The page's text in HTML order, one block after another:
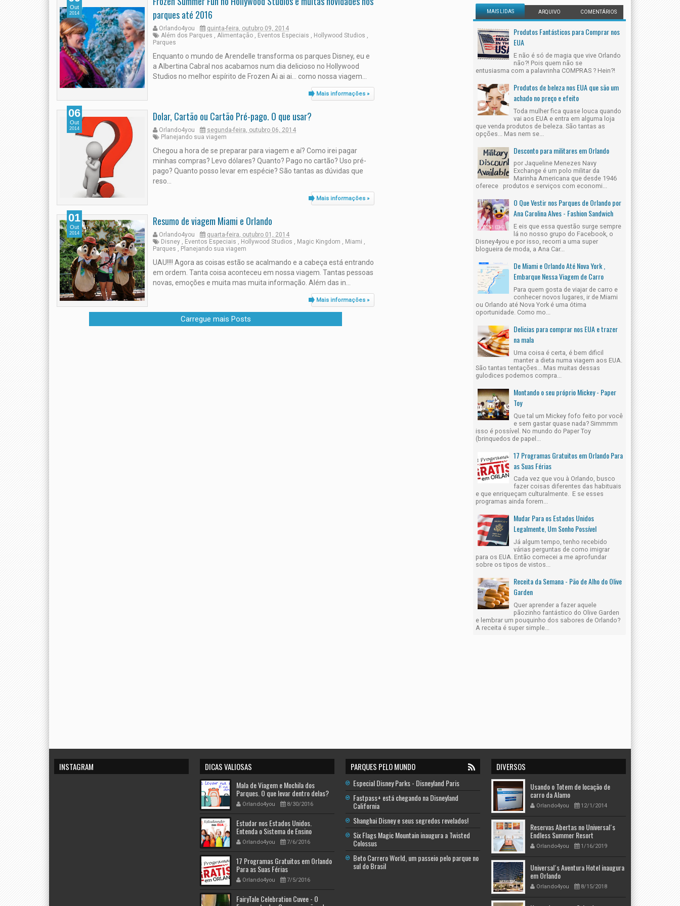
parques até 2016
Orlando4you
quinta-feira, outubro 09, 2014
Além dos Parques , Alimentação , Eventos Especiais , Hollywood Studios ,
Parques
Enquanto o mundo de Arendelle transforma os parques Disney, eu e
a Albertina Cabral nos acabamos num dia delicioso no Hollywood
Studios no melhor espírito de Frozen Ai ai ai... como nossa viagem...
Mais informações »
Out
2014
Dolar, Cartão ou Cartão Pré-pago. O que usar?
Orlando4you
segunda-feira, outubro 06, 2014
Planejando sua viagem
Chegou a hora de se preparar para viagem e aí? Como irei pagar
minhas compras? Levo dólares? Quanto? Pago no cartão? Uso pré-
pago? Quanto posso levar em espécie? São tantas as dúvidas que
reso...
Mais informações »
06
Out
2014
Resumo de viagem Miami e Orlando
Orlando4you
quarta-feira, outubro 01, 2014
Disney , Eventos Especiais , Hollywood Studios , Magic Kingdom , Miami ,
Parques , Planejando sua viagem
UAU!!!! Agora as coisas estão se acalmando e a cabeça está entrando
em ordem. Tanta coisa aconteceu em nossa viagem. Tantas pessoas
novas, emoções e muita mas muita informação. Além das in...
Mais informações »
01
Out
2014
Carregue mais Posts
MAIS LIDAS ARQUIVO COMENTÁRIOS
Produtos Fantásticos para Comprar nos
EUA
E não é só de magia que vive Orlando
não?! Pois quem não se
entusiasma com a palavrinha COMPRAS ? Hein?!
Produtos de beleza nos EUA que são um
achado no preço e efeito
Toda mulher fica quase louca quando
vai aos EUA e entra em alguma loja
que venda produtos de beleza. São tantas as
opções... Mas nem se...
Desconto para militares em Orlando
por Jaqueline Menezes Navy
Exchange é um polo militar da
Marinha Americana que desde 1946
oferece produtos e serviços com economi...
O Que Vestir nos Parques de Orlando por
Ana Carolina Alves - Fashion Sandwich
E eis que essa questão surge sempre
lá no nosso grupo do Facebook, o
Disney4you e por isso, recorri a uma super
blogueira de moda, a Ana Car...
De Miami e Orlando Até Nova York ,
Embarque Nessa Viagem de Carro
Para quem gosta de viajar de carro e
conhecer novos lugares, ir de Miami
ou Orlando até Nova York é uma ótima
oportunidade. Como mo...
Delicias para comprar nos EUA e trazer
na mala
Uma coisa é certa, é bem dificil
manter a dieta numa viagem aos EUA.
São tantas tentações... Mas muitas dessas
gulodices podemos compra...
Montando o seu próprio Mickey - Paper
Toy
Que tal um Mickey fofo feito por você
e sem gastar quase nada? Simmmm
isso é possível. No mundo do Paper Toy
(brinquedos de papel...
17 Programas Gratuitos em Orlando Para
as Suas Férias
Cada vez que vou à Orlando, busco
fazer coisas diferentes das habituais
e que enriqueçam culturalmente. E se esses
programas ainda forem...
Mudar Para os Estados Unidos
Legalmente, Um Sonho Possível
Já algum tempo, tenho recebido
várias perguntas de como imigrar
para os EUA. Então comecei a me aprofundar
sobre os tipos de vistos...
Receita da Semana - Pão de Alho do Olive
Garden
Quer aprender a fazer aquele
pãozinho fantástico do Olive Garden
e lembrar um pouquinho dos sabores de Orlando?
A receita é super simple...
INSTAGRAM DICAS VALIOSAS
Mala de Viagem e Mochila dos
Parques. O que levar dentro delas?
Orlando4you 8/30/2016
Estudar nos Estados Unidos.
Entenda o Sistema de Ensino
Americano - Descobrindo a América
Orlando4you 7/6/2016
17 Programas Gratuitos em Orlando
Para as Suas Férias
Orlando4you 7/5/2016
FairyTale Celebration Cuvee - O
PARQUES PELO MUNDO
Especial Disney Parks - Disneyland Paris
Fastpass+ está chegando na Disneyland
California
Shanghai Disney e seus segredos revelados!
Six Flags Magic Mountain inaugura a Twisted
Colossus
Beto Carrero World, um passeio pelo parque no
sul do Brasil
DIVERSOS
Usando o Totem de locação de
carro da Alamo
Orlando4you 12/1/2014
Reservas Abertas no Universal´s
Endless Summer Resort
Orlando4you 1/16/2019
Universal´s Aventura Hotel inaugura
em Orlando
Orlando4you 8/15/2018